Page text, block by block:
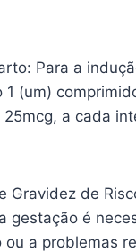
Para a
1 (um)
25mcg, a cada
Gravidez de
gestação é
a problemas